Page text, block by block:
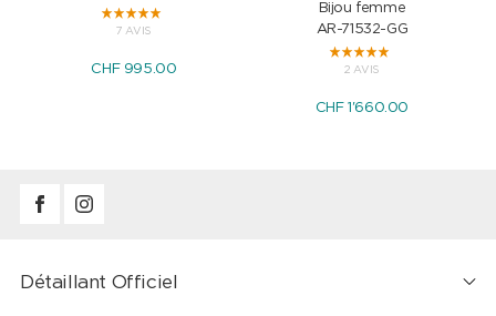
7 AVIS
CHF 995.00
Bijou femme
AR-71532-GG
2 AVIS
CHF 1'660.00
Détaillant Officiel